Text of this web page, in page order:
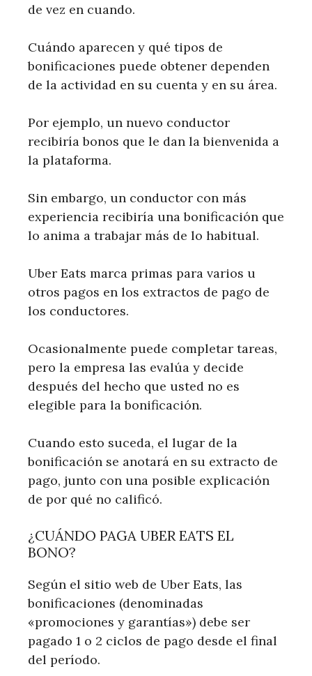
de vez en cuando.
Cuándo aparecen y qué tipos de
bonificaciones puede obtener dependen
de la actividad en su cuenta y en su área.
Por ejemplo, un nuevo conductor
recibiría bonos que le dan la bienvenida a
la plataforma.
Sin embargo, un conductor con más
experiencia recibiría una bonificación que
lo anima a trabajar más de lo habitual.
Uber Eats marca primas para varios u
otros pagos en los extractos de pago de
los conductores.
Ocasionalmente puede completar tareas,
pero la empresa las evalúa y decide
después del hecho que usted no es
elegible para la bonificación.
Cuando esto suceda, el lugar de la
bonificación se anotará en su extracto de
pago, junto con una posible explicación
de por qué no calificó.
¿CUÁNDO PAGA UBER EATS EL
BONO?
Según el sitio web de Uber Eats, las
bonificaciones (denominadas
«promociones y garantías») debe ser
pagado 1 o 2 ciclos de pago desde el final
del período.